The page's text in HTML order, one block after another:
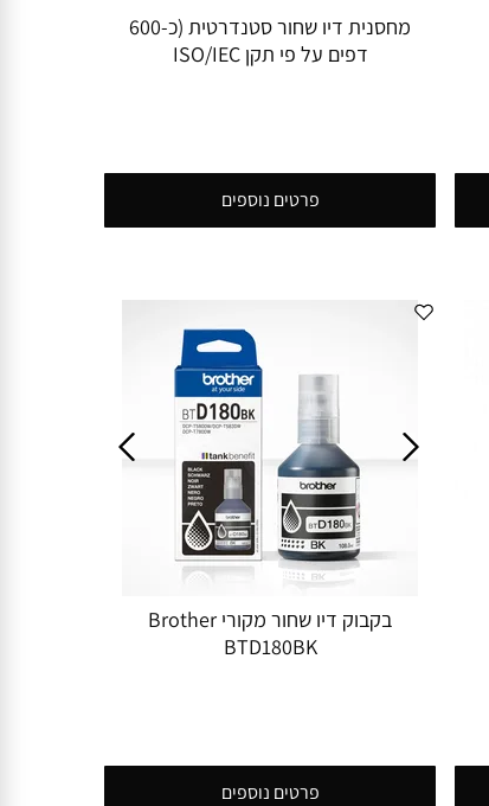
מחסנית דיו שחור סטנדרטית (כ-600
דפים על פי תקן ISO/IEC
פרטים נוספים
בקבוק דיו שחור מקורי Brother
BTD180BK
פרטים נוספים